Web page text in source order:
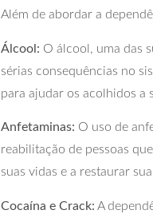
Além de abordar a
Álcool: O álcool, uma das
sérias consequências no
para ajudar os acolhidos a
Anfetaminas: O uso de
reabilitação de pessoas
suas vidas e a restaurar
Cocaína e Crack: A